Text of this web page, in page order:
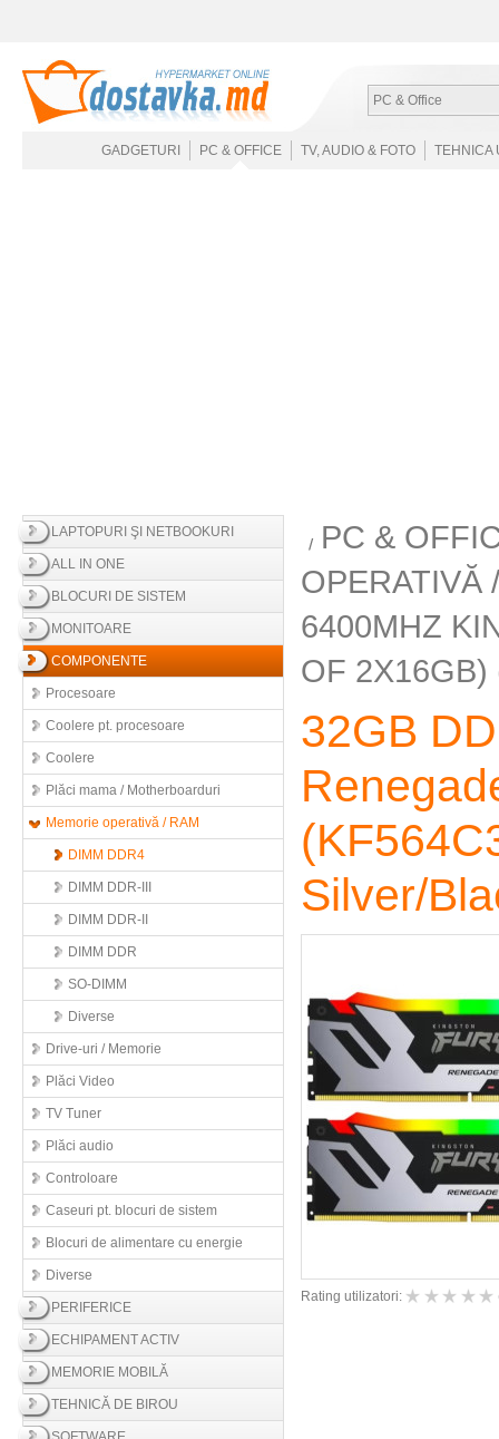
PC & Office
GADGETURI PC & OFFICE TV, AUDIO & FOTO TEHNICA
LAPTOPURI ŞI NETBOOKURI
ALL IN ONE
BLOCURI DE SISTEM
MONITOARE
COMPONENTE
Procesoare
Coolere pt. procesoare
Coolere
Plăci mama / Motherboarduri
Memorie operativă / RAM
DIMM DDR4
DIMM DDR-III
DIMM DDR-II
DIMM DDR
SO-DIMM
Diverse
Drive-uri / Memorie
Plăci Video
TV Tuner
Plăci audio
Controloare
Caseuri pt. blocuri de sistem
Blocuri de alimentare cu energie
Diverse
PERIFERICE
ECHIPAMENT ACTIV
MEMORIE MOBILĂ
TEHNICĂ DE BIROU
PC &
OPERATIVĂ
6400MHZ
OF 2X16GB)
32GB
Silver/
Rating utilizatori: